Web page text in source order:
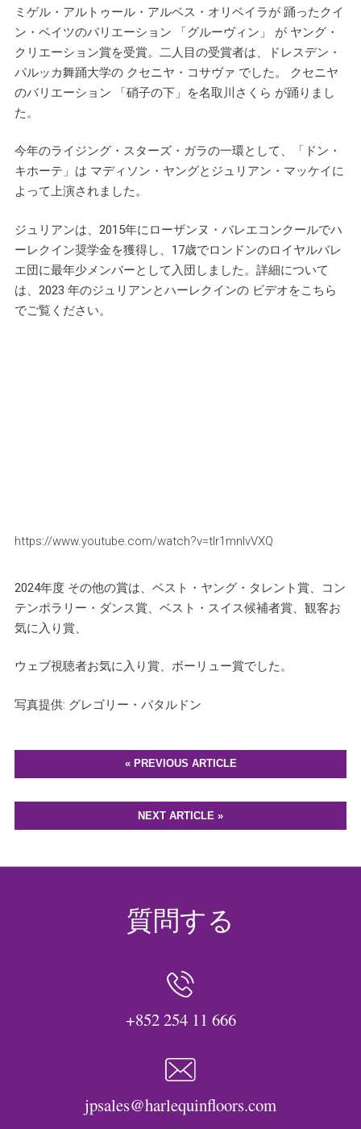
ミゲル・アルトゥール・アルベス・オリベイラが 踊ったクイ
ン・ベイツのバリエーション 「グルーヴィン」 が ヤング・
クリエーション賞を受賞。二人目の受賞者は、ドレスデン・
パルッカ舞踊大学の クセニヤ・コサヴァ でした。 クセニヤ
のバリエーション 「硝子の下」を名取川さくら が踊りまし
た。
今年のライジング・スターズ・ガラの一環として、「ドン・
キホーテ」は マディソン・ヤングとジュリアン・マッケイに
よって上演されました。
ジュリアンは、2015年にローザンヌ・バレエコンクールでハ
ーレクイン奨学金を獲得し、17歳でロンドンのロイヤルバレ
エ団に最年少メンバーとして入団しました。詳細について
は、2023 年のジュリアンとハーレクインの ビデオをこちら
でご覧ください。
https://www.youtube.com/watch?v=tIr1mnIvVXQ
2024年度 その他の賞は、ベスト・ヤング・タレント賞、コン
テンポラリー・ダンス賞、ベスト・スイス候補者賞、観客お
気に入り賞、
ウェブ視聴者お気に入り賞、ボーリュー賞でした。
写真提供: グレゴリー・バタルドン
« PREVIOUS ARTICLE
NEXT ARTICLE »
質問する
+852 254 11 666
jpsales@harlequinfloors.com